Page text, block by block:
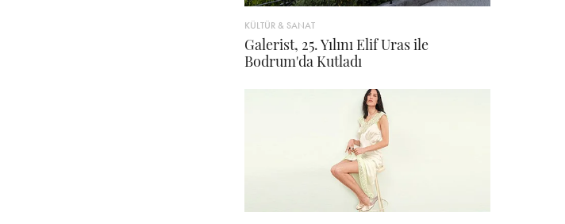
KÜLTÜR & SANAT
Galerist, 25. Yılını Elif Uras ile
Bodrum'da Kutladı